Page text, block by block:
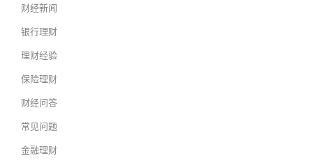
财经新闻
银行理财
理财经验
保险理财
财经问答
常见问题
金融理财